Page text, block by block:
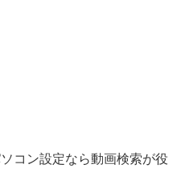
コン設定なら動画検索が役